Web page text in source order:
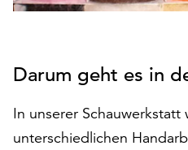
solche,
zu
anonymen
Statistikzwecken
genutzt
werden.
Darum geht es in
In unserer
unterschiedlichen